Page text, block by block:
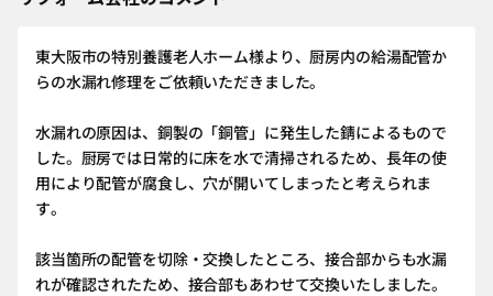
東大阪市の特別養護老人ホーム様より、厨房内の給湯配管か
らの水漏れ修理をご依頼いただきました。
水漏れの原因は、銅製の「銅管」に発生した錆によるもので
した。厨房では日常的に床を水で清掃されるため、長年の使
用により配管が腐食し、穴が開いてしまったと考えられま
す。
該当箇所の配管を切除・交換したところ、接合部からも水漏
れが確認されたため、接合部もあわせて交換いたしました。